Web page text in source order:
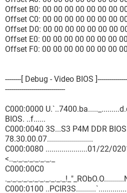
Offset B0: 00 00 00 00 00 00 00
Offset C0: 00 00 00 00 00 00 00
Offset D0: 00 00 00 00 00 00 00
Offset E0: 00 00 00 00 00 00 00
Offset F0: 00 00 00 00 00 00 00
--------[ Debug - Video BIOS
------------------------------
C000:0000
BIOS. ..f......
C000:0040 3S...S3 P4M DDR
78.30.00.07.......................
C000:0080 .....................01/22/
<.._._._._._._._._
C000:00C0
C000:0100